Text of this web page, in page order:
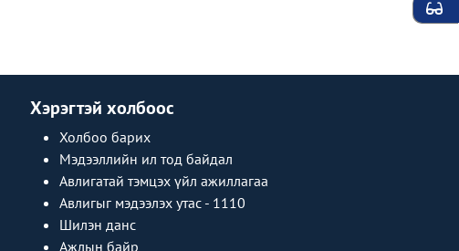
Хэрэгтэй холбоос
Холбоо барих
Мэдээллийн ил тод байдал
Авлигатай тэмцэх үйл ажиллагаа
Авлигыг мэдээлэх утас - 1110
Шилэн данс
Ажлын байр